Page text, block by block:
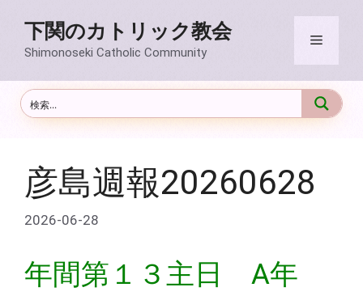
下関のカトリック教会
Shimonoseki Catholic Community
メ
ニ
彦島週報20260628
2026-06-28
年間第１３主日 A年